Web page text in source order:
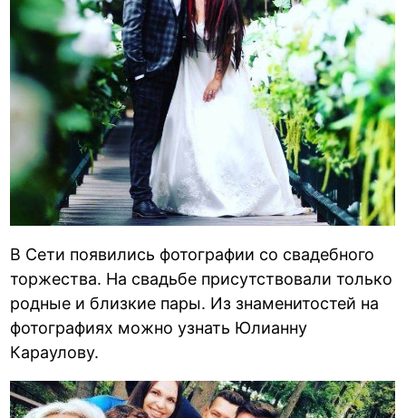
В Сети появились фотографии со свадебного
торжества. На свадьбе присутствовали только
родные и близкие пары. Из знаменитостей на
фотографиях можно узнать Юлианну
Караулову.